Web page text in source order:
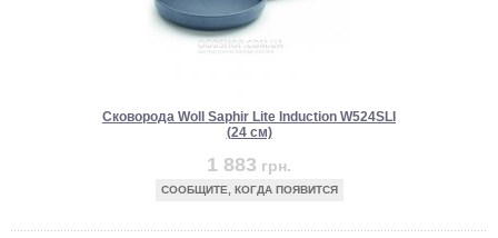
Сковорода Woll Saphir Lite Induction W524SLI
(24 см)
1 883 грн.
СООБЩИТЕ, КОГДА ПОЯВИТСЯ